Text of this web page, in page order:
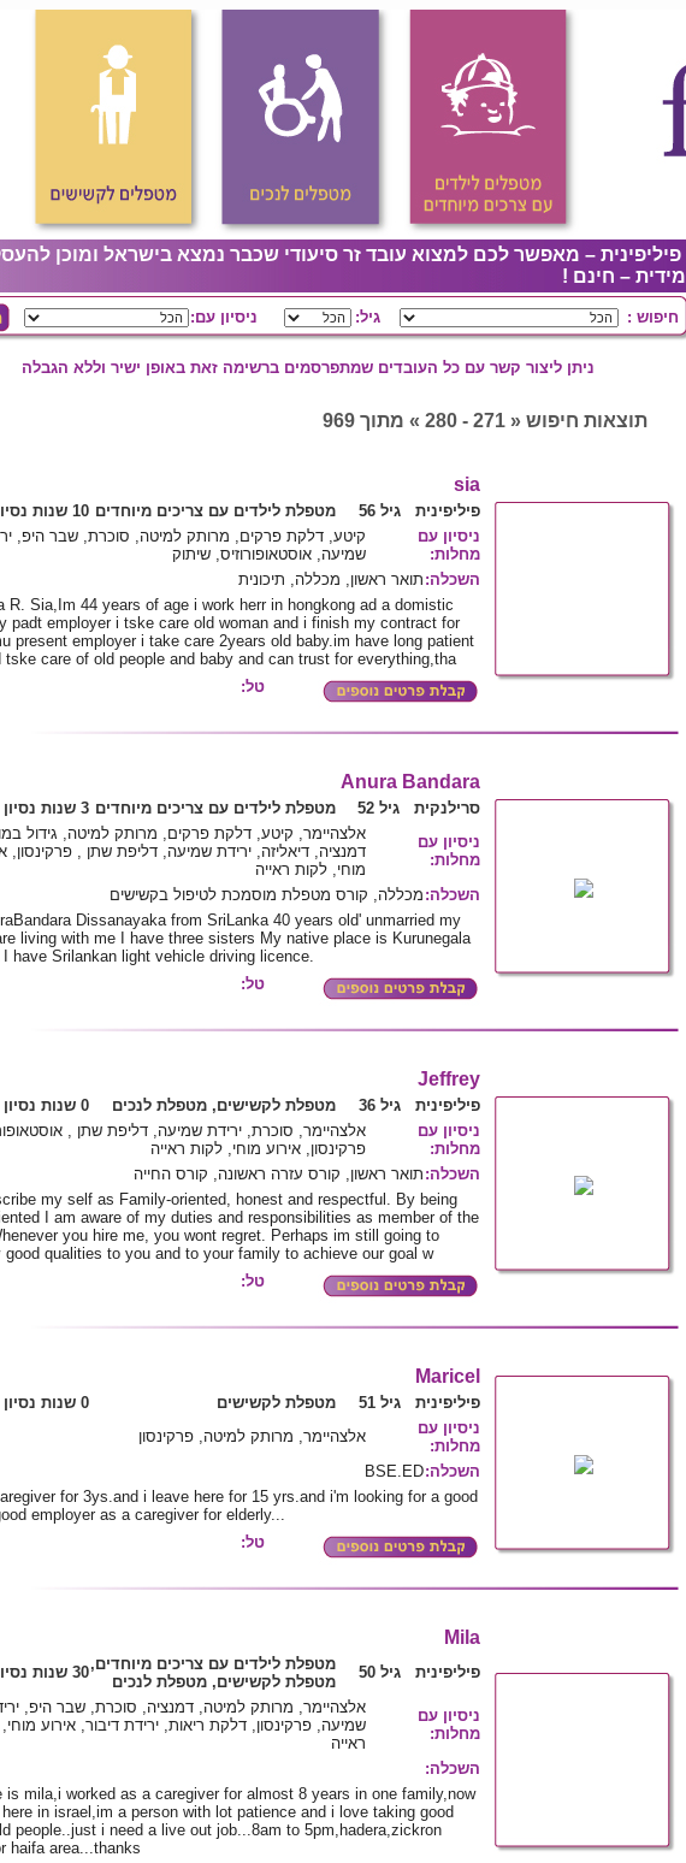
פיליפינית – מאפשר לכם למצוא עובד זר סיעודי שכבר נמצא בישראל ומוכן
מידית – חינם !
חיפוש : גיל: ניסיון עם:
ניתן ליצור קשר עם כל העובדים שמתפרסמים ברשימה זאת באופן ישיר וללא הגבלה
תוצאות חיפוש « 271 - 280 » מתוך 969
sia
פיליפינית גיל 56 מטפלת לילדים עם צריכים מיוחדים 10 שנות נסיון
ניסיון עם
מחלות:
קיטע, דלקת פרקים, מרותק למיטה, סוכרת, שבר היפ,
שמיעה, אוסטאופורוזיס, שיתוק
השכלה: תואר ראשון, מכללה, תיכונית
R. Sia,Im 44 years of age i work herr in hongkong ad a domistic
padt employer i tske care old woman and i finish my contract for
present employer i take care 2years old baby.im have long patient
tske care of old people and baby and can trust for everything,tha
טל:
Anura Bandara
סרילנקית גיל 52 מטפלת לילדים עם צריכים מיוחדים 3 שנות נסיון
ניסיון עם
מחלות:
אלצהיימר, קיטע, דלקת פרקים, מרותק למיטה, גידול
דמנציה, דיאליזה, ירידת שמיעה, דליפת שתן , פרקינסון,
מוחי, לקות ראייה
השכלה: מכללה, קורס מטפלת מוסמכת לטיפול בקשישים
Dissanayaka from SriLanka 40 years old' unmarried my
living with me I have three sisters My native place is Kurunegala
I have Srilankan light vehicle driving licence.
טל:
Jeffrey
פיליפינית גיל 36 מטפלת לקשישים, מטפלת לנכים
0 שנות נסיון
ניסיון עם
מחלות:
אלצהיימר, סוכרת, ירידת שמיעה, דליפת שתן ,
פרקינסון, אירוע מוחי, לקות ראייה
השכלה: תואר ראשון, קורס עזרה ראשונה, קורס החייה
my self as Family-oriented, honest and respectful. By being
I am aware of my duties and responsibilities as member of the
you hire me, you wont regret. Perhaps im still going to
good qualities to you and to your family to achieve our goal w
טל:
Maricel
פיליפינית גיל 51 מטפלת לקשישים
0 שנות נסיון
ניסיון עם
מחלות:
אלצהיימר, מרותק למיטה, פרקינסון
השכלה:
BSE.ED
for 3ys.and i leave here for 15 yrs.and i'm looking for a good
employer as a caregiver for elderly...
טל:
Mila
פיליפינית גיל 50
מטפלת לילדים עם צריכים מיוחדים,
מטפלת לקשישים, מטפלת לנכים
30 שנות נסיון
ניסיון עם
מחלות:
אלצהיימר, מרותק למיטה, דמנציה, סוכרת, שבר היפ,
שמיעה, פרקינסון, דלקת ריאות, ירידת דיבור, אירוע
ראייה
השכלה:
is mila,i worked as a caregiver for almost 8 years in one family,now
in israel,im a person with lot patience and i love taking good
people..just i need a live out job...8am to 5pm,hadera,zickron
haifa area...thanks